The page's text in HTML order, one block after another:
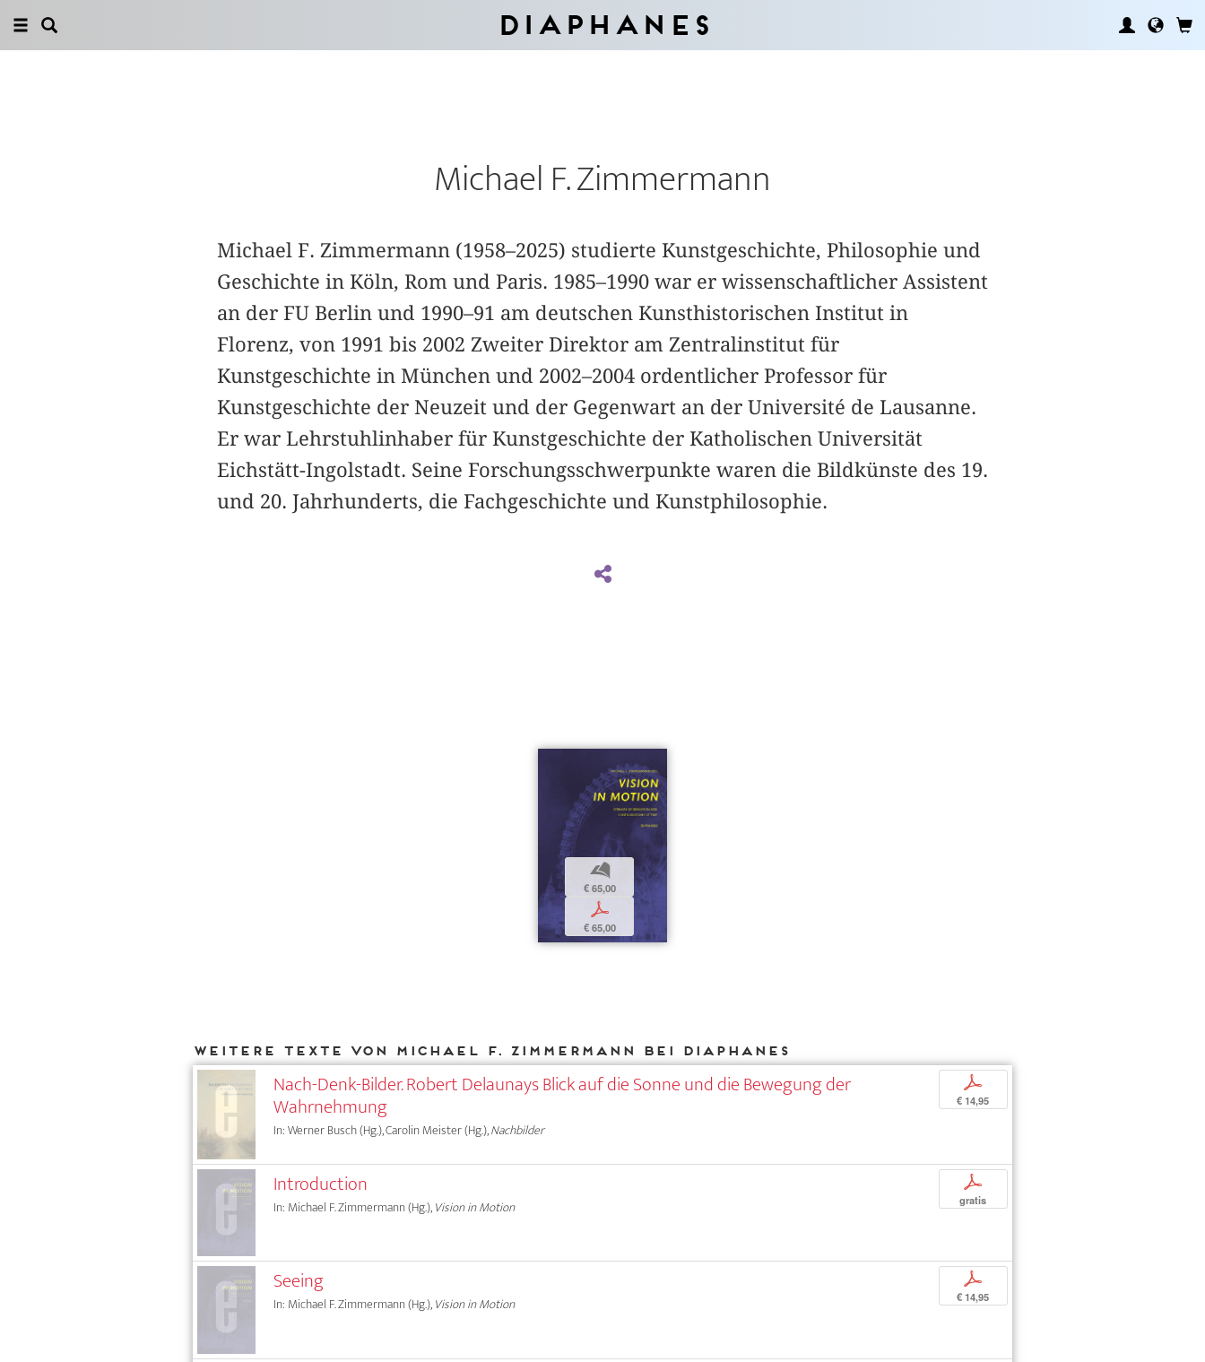
Diaphanes
Michael F. Zimmermann
Michael F. Zimmermann (1958–2025) studierte Kunstgeschichte, Philosophie und
Geschichte in Köln, Rom und Paris. 1985–1990 war er wissenschaftlicher Assistent
an der FU Berlin und 1990–91 am deutschen Kunsthistorischen Institut in
Florenz, von 1991 bis 2002 Zweiter Direktor am Zentralinstitut für
Kunstgeschichte in München und 2002–2004 ordentlicher Professor für
Kunstgeschichte der Neuzeit und der Gegenwart an der Université de Lausanne.
Er war Lehrstuhlinhaber für Kunstgeschichte der Katholischen Universität
Eichstätt-Ingolstadt. Seine Forschungsschwerpunkte waren die Bildkünste des 19.
und 20. Jahrhunderts, die Fachgeschichte und Kunstphilosophie.
b
€ 65,00
p
€ 65,00
Weitere Texte von Michael F. Zimmermann bei DIAPHANES
Nach-Denk-Bilder. Robert Delaunays Blick auf die Sonne und die Bewegung der
Wahrnehmung
In: Werner Busch (Hg.), Carolin Meister (Hg.),Nachbilder
p
€ 14,95
Introduction
In: Michael F. Zimmermann (Hg.),Vision in Motion
p
gratis
Seeing
In: Michael F. Zimmermann (Hg.),Vision in Motion
p
€ 14,95